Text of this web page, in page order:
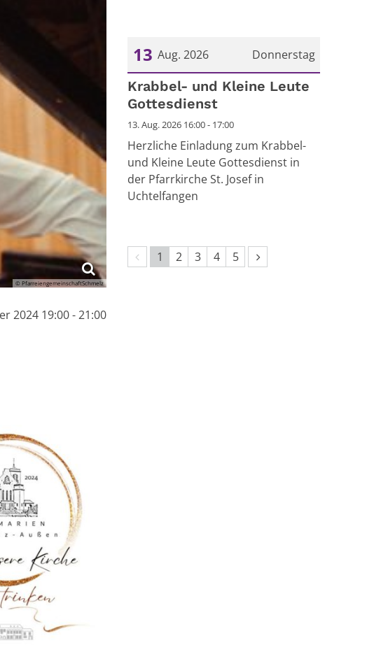
© PfarreiengemeinschaftSchmelz
2024 19:00 - 21:00
Donnerstag
13 Aug. 2026
Datum: 13. August 2026
Krabbel- und Kleine Leute
Gottesdienst
13. Aug. 2026 16:00 - 17:00
Herzliche Einladung zum Krabbel-
und Kleine Leute Gottesdienst in
der Pfarrkirche St. Josef in
Uchtelfangen
Vorherige Seite
1 2 3 4 5 Nächste Seite